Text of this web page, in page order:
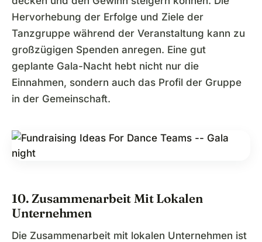
Hervorhebung der Erfolge und Ziele der
Tanzgruppe während der Veranstaltung kann zu
großzügigen Spenden anregen. Eine gut
geplante Gala-Nacht hebt nicht nur die
Einnahmen, sondern auch das Profil der Gruppe
in der Gemeinschaft.
10. Zusammenarbeit Mit Lokalen
Unternehmen
Die Zusammenarbeit mit lokalen Unternehmen ist